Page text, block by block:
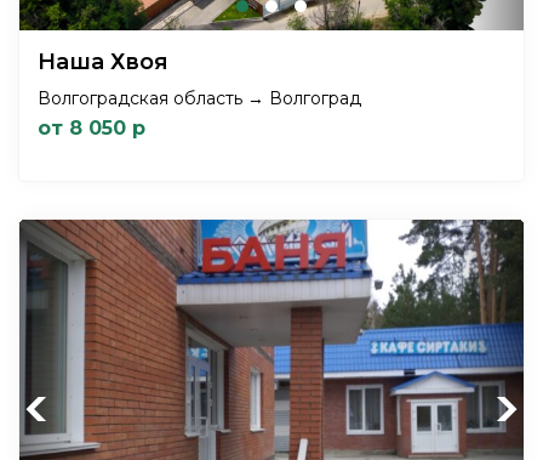
Наша Хвоя
Волгоградская область → Волгоград
от 8 050 р
Previous Next